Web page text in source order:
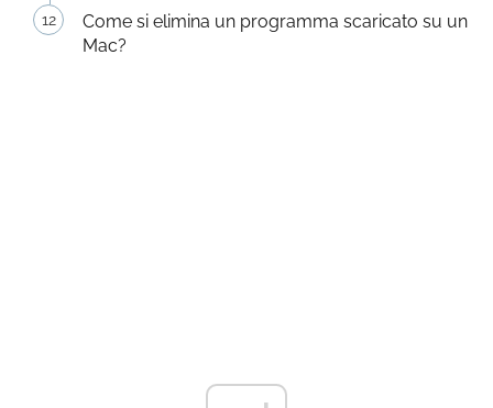
Come si elimina un programma scaricato su un
Mac?